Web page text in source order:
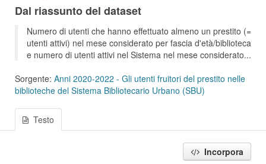
Dal riassunto del dataset
Numero di utenti che hanno effettuato almeno un prestito (=
utenti attivi) nel mese considerato per fascia d'età/biblioteca
e numero di utenti attivi nel Sistema nel mese considerato...
Sorgente: Anni 2020-2022 - Gli utenti fruitori del prestito nelle
biblioteche del Sistema Bibliotecario Urbano (SBU)
Testo
Incorpora